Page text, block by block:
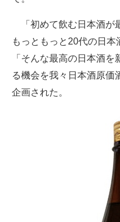
エレクトロニクス専門サイ
電子設計の基本と応用
エネルギーの専門メディア
ちょっと気になるネットの
「初めて飲む日本酒が
もっともっと20代の日本
「そんな最高の日本酒
る機会を我々日本酒原価
企画された。